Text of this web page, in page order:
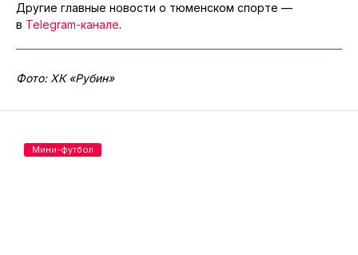
Другие главные новости о тюменском спорте —
в Telegram-канале.
Фото: ХК «Рубин»
Мини-футбол